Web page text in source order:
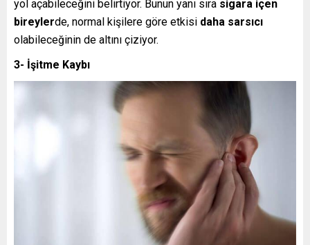
yol açabileceğini belirtiyor. Bunun yanı sıra sigara içen
bireylerde, normal kişilere göre etkisi daha sarsıcı
olabileceğinin de altını çiziyor.
3- İşitme Kaybı